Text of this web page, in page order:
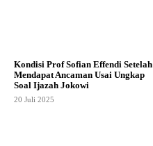
Kondisi Prof Sofian Effendi Setelah
Mendapat Ancaman Usai Ungkap
Soal Ijazah Jokowi
20 Juli 2025